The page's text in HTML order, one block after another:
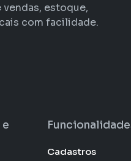
vendas, estoque,
com facilidade.
Cadastros